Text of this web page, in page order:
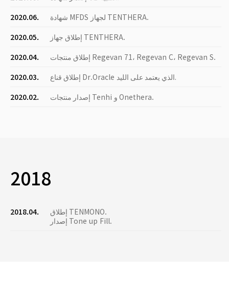
2020.06.
شهادة MFDS لجهاز TENTHERA.
2020.05.
إطلاق جهاز TENTHERA.
2020.04.
إطلاق منتجات Regevan 71، Regevan C، Regevan S.
2020.03.
إطلاق قناع Dr.Oracle الذي يعتمد على الليد.
2020.02.
إصدار منتجات Tenhi و Onethera.
2018
2018.04.
إطلاق TENMONO.
إصدار Tone up Fill.